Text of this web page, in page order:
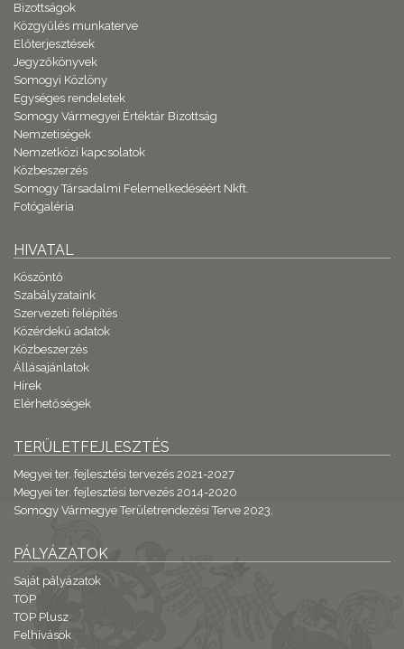
Bizottságok
Közgyűlés munkaterve
Előterjesztések
Jegyzőkönyvek
Somogyi Közlöny
Egységes rendeletek
Somogy Vármegyei Értéktár Bizottság
Nemzetiségek
Nemzetközi kapcsolatok
Közbeszerzés
Somogy Társadalmi Felemelkedéséért Nkft.
Fotógaléria
HIVATAL
Köszöntő
Szabályzataink
Szervezeti felépítés
Közérdekű adatok
Közbeszerzés
Állásajánlatok
Hírek
Elérhetőségek
TERÜLETFEJLESZTÉS
Megyei ter. fejlesztési tervezés 2021-2027
Megyei ter. fejlesztési tervezés 2014-2020
Somogy Vármegye Területrendezési Terve 2023.
PÁLYÁZATOK
Saját pályázatok
TOP
TOP Plusz
Felhívások